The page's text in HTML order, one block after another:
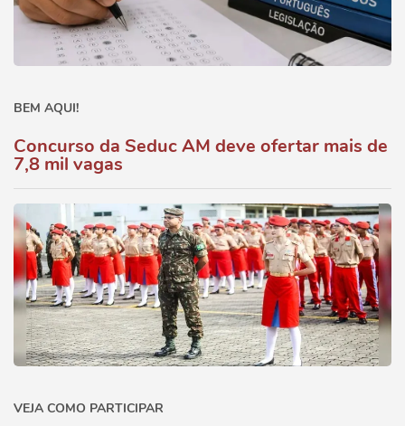
BEM AQUI!
Concurso da Seduc AM deve ofertar mais de
7,8 mil vagas
VEJA COMO PARTICIPAR